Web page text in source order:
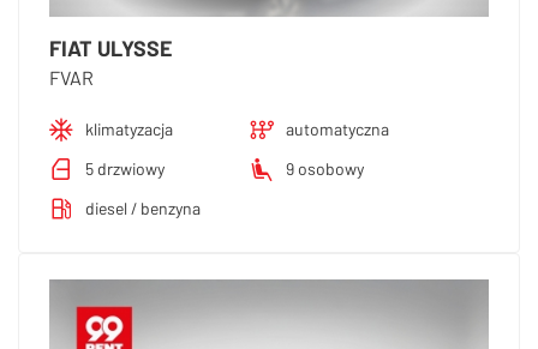
FIAT ULYSSE
FVAR
klimatyzacja
automatyczna
5 drzwiowy
9 osobowy
diesel / benzyna